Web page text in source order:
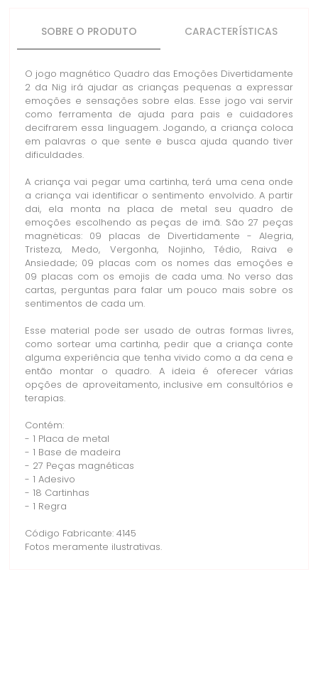
SOBRE O PRODUTO CARACTERÍSTICAS
O jogo magnético Quadro das Emoções Divertidamente
2 da Nig irá ajudar as crianças pequenas a expressar
emoções e sensações sobre elas. Esse jogo vai servir
como ferramenta de ajuda para pais e cuidadores
decifrarem essa linguagem. Jogando, a criança coloca
em palavras o que sente e busca ajuda quando tiver
dificuldades.
A criança vai pegar uma cartinha, terá uma cena onde
a criança vai identificar o sentimento envolvido. A partir
dai, ela monta na placa de metal seu quadro de
emoções escolhendo as peças de imã. São 27 peças
magnėticas: 09 placas de Divertidamente - Alegria,
Tristeza, Medo, Vergonha, Nojinho, Tédio, Raiva e
Ansiedade; 09 placas com os nomes das emoções e
09 placas com os emojis de cada uma. No verso das
cartas, perguntas para falar um pouco mais sobre os
sentimentos de cada um.
Esse material pode ser usado de outras formas livres,
como sortear uma cartinha, pedir que a criança conte
alguma experiência que tenha vivido como a da cena e
então montar o quadro. A ideia é oferecer várias
opções de aproveitamento, inclusive em consultórios e
terapias.
Contém:
- 1 Placa de metal
- 1 Base de madeira
- 27 Peças magnéticas
- 1 Adesivo
- 18 Cartinhas
- 1 Regra
Código Fabricante: 4145
Fotos meramente ilustrativas.